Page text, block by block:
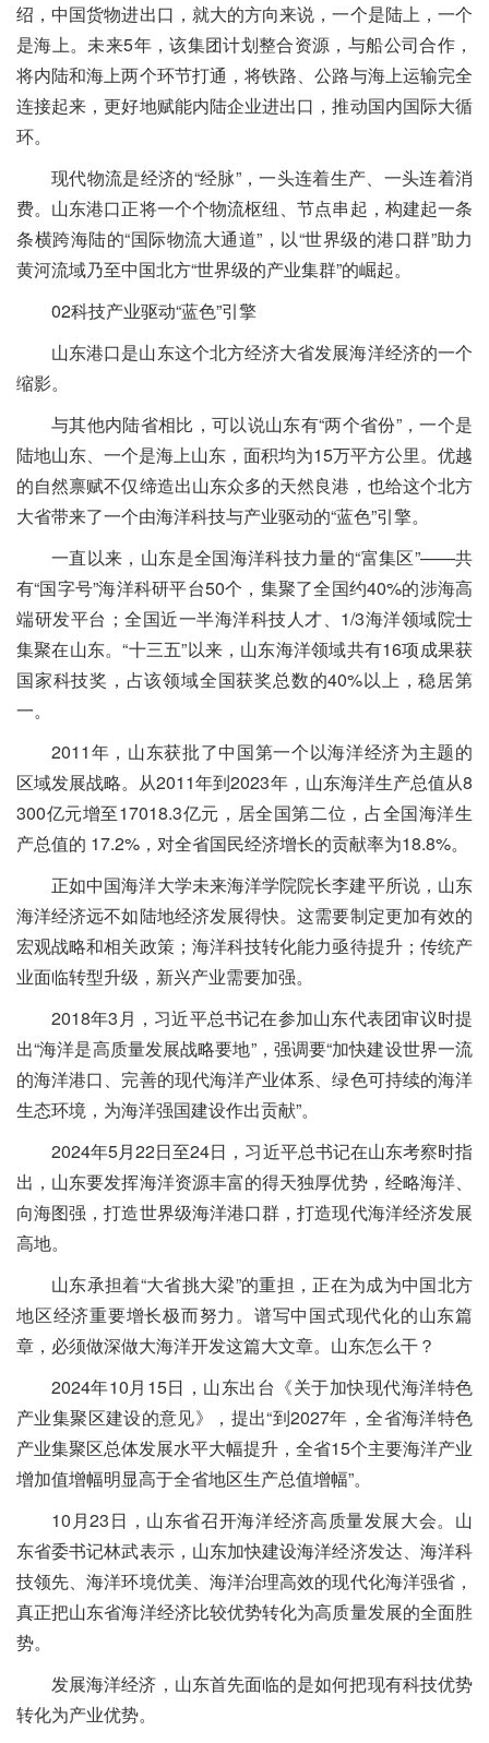
绍，中国货物进出口，就大的方向来说，一个是陆上，一个
是海上。未来5年，该集团计划整合资源，与船公司合作，
将内陆和海上两个环节打通，将铁路、公路与海上运输完全
连接起来，更好地赋能内陆企业进出口，推动国内国际大循
环。
现代物流是经济的“经脉”，一头连着生产、一头连着消
费。山东港口正将一个个物流枢纽、节点串起，构建起一条
条横跨海陆的“国际物流大通道”，以“世界级的港口群”助力
黄河流域乃至中国北方“世界级的产业集群”的崛起。
02科技产业驱动“蓝色”引擎
山东港口是山东这个北方经济大省发展海洋经济的一个
缩影。
与其他内陆省相比，可以说山东有“两个省份”，一个是
陆地山东、一个是海上山东，面积均为15万平方公里。优越
的自然禀赋不仅缔造出山东众多的天然良港，也给这个北方
大省带来了一个由海洋科技与产业驱动的“蓝色”引擎。
一直以来，山东是全国海洋科技力量的“富集区”——共
有“国字号”海洋科研平台50个，集聚了全国约40%的涉海高
端研发平台；全国近一半海洋科技人才、1/3海洋领域院士
集聚在山东。“十三五”以来，山东海洋领域共有16项成果获
国家科技奖，占该领域全国获奖总数的40%以上，稳居第
一。
2011年，山东获批了中国第一个以海洋经济为主题的
区域发展战略。从2011年到2023年，山东海洋生产总值从8
300亿元增至17018.3亿元，居全国第二位，占全国海洋生
产总值的 17.2%，对全省国民经济增长的贡献率为18.8%。
正如中国海洋大学未来海洋学院院长李建平所说，山东
海洋经济远不如陆地经济发展得快。这需要制定更加有效的
宏观战略和相关政策；海洋科技转化能力亟待提升；传统产
业面临转型升级，新兴产业需要加强。
2018年3月，习近平总书记在参加山东代表团审议时提
出“海洋是高质量发展战略要地”，强调要“加快建设世界一流
的海洋港口、完善的现代海洋产业体系、绿色可持续的海洋
生态环境，为海洋强国建设作出贡献”。
2024年5月22日至24日，习近平总书记在山东考察时指
出，山东要发挥海洋资源丰富的得天独厚优势，经略海洋、
向海图强，打造世界级海洋港口群，打造现代海洋经济发展
高地。
山东承担着“大省挑大梁”的重担，正在为成为中国北方
地区经济重要增长极而努力。谱写中国式现代化的山东篇
章，必须做深做大海洋开发这篇大文章。山东怎么干？
2024年10月15日，山东出台《关于加快现代海洋特色
产业集聚区建设的意见》，提出“到2027年，全省海洋特色
产业集聚区总体发展水平大幅提升，全省15个主要海洋产业
增加值增幅明显高于全省地区生产总值增幅”。
10月23日，山东省召开海洋经济高质量发展大会。山
东省委书记林武表示，山东加快建设海洋经济发达、海洋科
技领先、海洋环境优美、海洋治理高效的现代化海洋强省，
真正把山东省海洋经济比较优势转化为高质量发展的全面胜
势。
发展海洋经济，山东首先面临的是如何把现有科技优势
转化为产业优势。